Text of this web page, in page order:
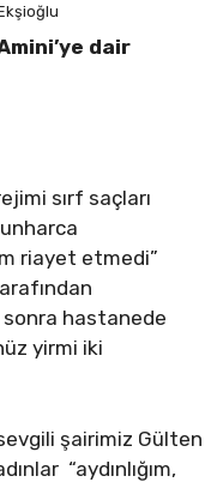
dair
sırf saçları
riayet etmedi”
hastanede
yirmi iki
şairimiz Gülten
“aydınlığım,